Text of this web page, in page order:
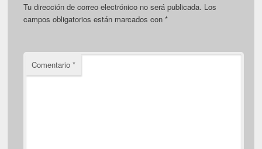
Tu dirección de correo electrónico no será publicada. Los
campos obligatorios están marcados con*
Comentario*